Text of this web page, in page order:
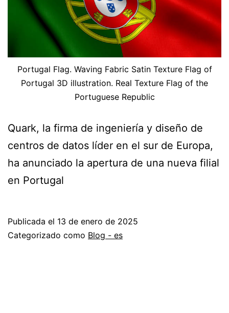
Portugal Flag. Waving Fabric Satin Texture Flag of
Portugal 3D illustration. Real Texture Flag of the
Portuguese Republic
Quark, la firma de ingeniería y diseño de
centros de datos líder en el sur de Europa,
ha anunciado la apertura de una nueva filial
en Portugal
Publicada el 13 de enero de 2025
Categorizado como Blog - es